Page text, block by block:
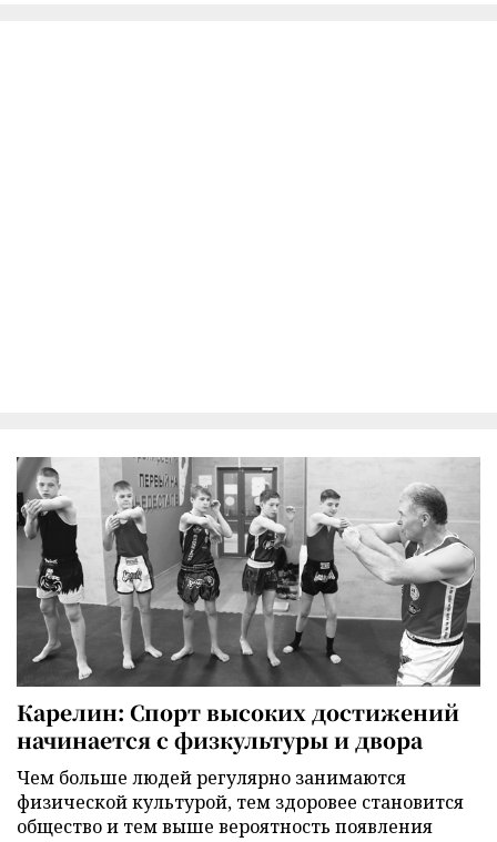
Карелин: Спорт высоких достижений
начинается с физкультуры и двора
Чем больше людей регулярно занимаются
физической культурой, тем здоровее становится
общество и тем выше вероятность появления